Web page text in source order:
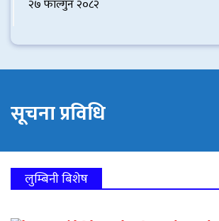
२७ फाल्गुन २०८२
सूचना प्रविधि
लुम्बिनी बिशेष